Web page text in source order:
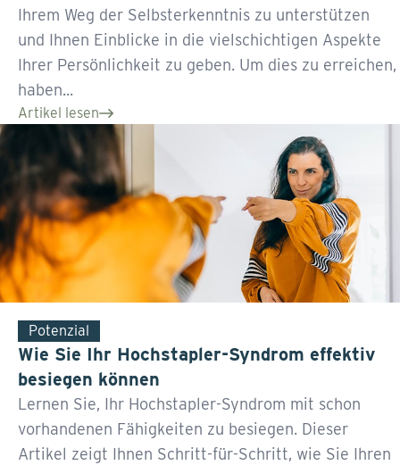
Ihrem Weg der Selbsterkenntnis zu unterstützen
und Ihnen Einblicke in die vielschichtigen Aspekte
Ihrer Persönlichkeit zu geben. Um dies zu erreichen,
haben...
Artikel lesen
Potenzial
Wie Sie Ihr Hochstapler-Syndrom effektiv
besiegen können
Lernen Sie, Ihr Hochstapler-Syndrom mit schon
vorhandenen Fähigkeiten zu besiegen. Dieser
Artikel zeigt Ihnen Schritt-für-Schritt, wie Sie Ihren